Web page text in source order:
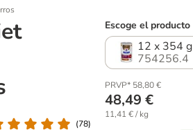
(78)
Escoge el
12 x 354 g
754256.4
PRVP* 58,80 €
48,49 €
11,41 € / kg